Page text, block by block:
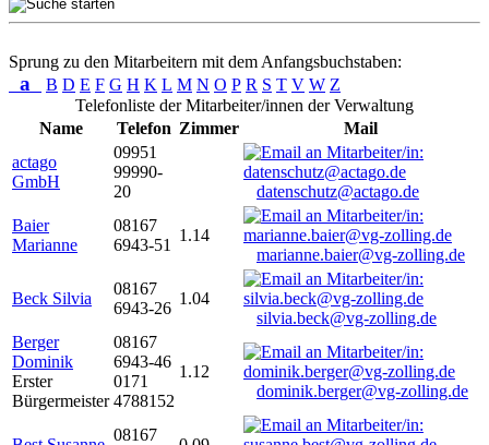
Sprung zu den Mitarbeitern mit dem Anfangsbuchstaben:
a B D E F G H K L M N O P R S T V W Z
Telefonliste der Mitarbeiter/innen der Verwaltung
Name
Telefon Zimmer
Mail
actago
GmbH
09951
99990-
20
datenschutz@actago.de
Baier
Marianne
08167
6943-51
1.14
marianne.baier@vg-zolling.de
Beck Silvia
08167
6943-26
1.04
silvia.beck@vg-zolling.de
Berger
Dominik
Erster
Bürgermeister
08167
6943-46
0171
4788152
1.12
dominik.berger@vg-zolling.de
08167